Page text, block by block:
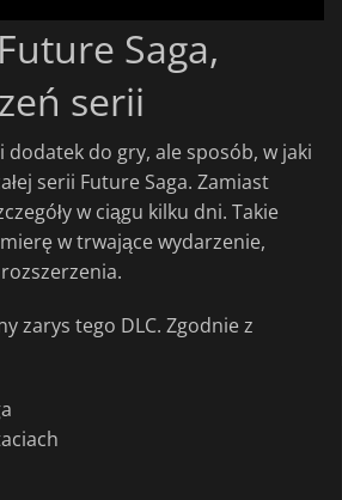
Saga,
serii
do gry, ale sposób, w jaki
serii Future Saga. Zamiast
w ciągu kilku dni. Takie
w trwające wydarzenie,
zarys tego DLC. Zgodnie z